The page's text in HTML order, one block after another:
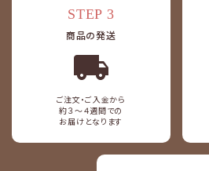
STEP 3
商品の発送
ご注文・ご入金から
約３～４週間での
お届けとなります